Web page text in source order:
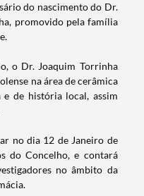
do nascimento do Dr.
promovido pela família
o Dr. Joaquim Torrinha
na área de cerâmica
e de história local, assim
no dia 12 de Janeiro de
do Concelho, e contará
no âmbito da